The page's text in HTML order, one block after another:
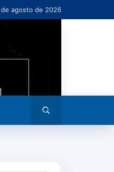
agosto de 2026
busca